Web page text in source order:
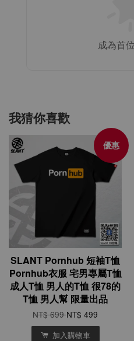
成為首
我猜你喜歡
優惠
SLANT Pornhub 短袖T恤
Pornhub衣服 宅男專屬T恤
成人T恤 男人的T恤 很78的
T恤 男人幫 限量出品
NT$ 699NT$ 499
加入購物車